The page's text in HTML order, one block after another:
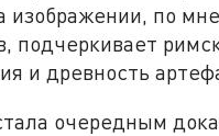
изображении, по
подчеркивает
и древность
очередным